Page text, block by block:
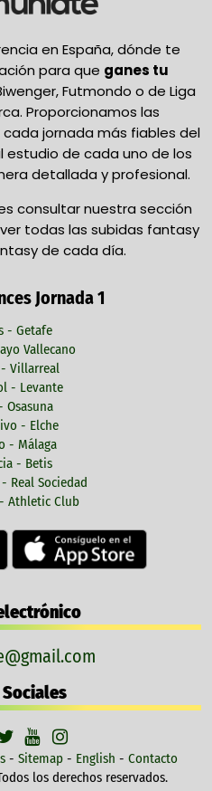
en España, dónde te
para que ganes tu
Futmondo o de Liga
Proporcionamos las
cada jornada más fiables del
estudio de cada uno de los
detallada y profesional.
consultar nuestra sección
todas las subidas fantasy
de cada día.
Jornada 1
- Getafe
Vallecano
- Villarreal
- Levante
Osasuna
- Elche
- Málaga
- Betis
Real Sociedad
Athletic Club
Sociales
- Sitemap - English - Contacto
los derechos reservados.